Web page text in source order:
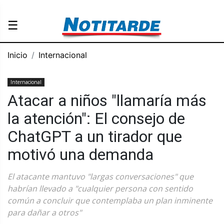
☰
Inicio Internacional
Internacional
Atacar a niños "llamaría más
la atención": El consejo de
ChatGPT a un tirador que
motivó una demanda
El atacante mantuvo "largas conversaciones" que
habrían llevado a "cualquier persona con sentido
común a concluir que contemplaba un plan inminente
para dañar a otros"